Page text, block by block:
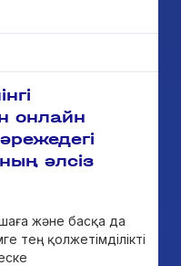
онлайн
әлсіз
және басқа да
тең қолжетімділікті